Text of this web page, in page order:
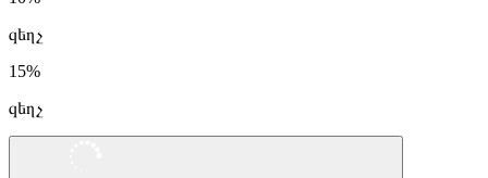
զեղչ
15%
զեղչ